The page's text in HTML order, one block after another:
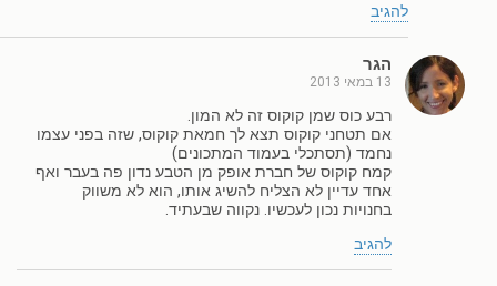
להגיב
הגר
13 במאי 2013
רבע כוס שמן קוקוס זה לא המון.
אם תטחני קוקוס תצא לך חמאת קוקוס, שזה בפני עצמו
נחמד (תסתכלי בעמוד המתכונים)
קמח קוקוס של חברת אופק מן הטבע נדון פה בעבר ואף
אחד עדיין לא הצליח להשיג אותו, הוא לא משווק
בחנויות נכון לעכשיו. נקווה שבעתיד.
להגיב